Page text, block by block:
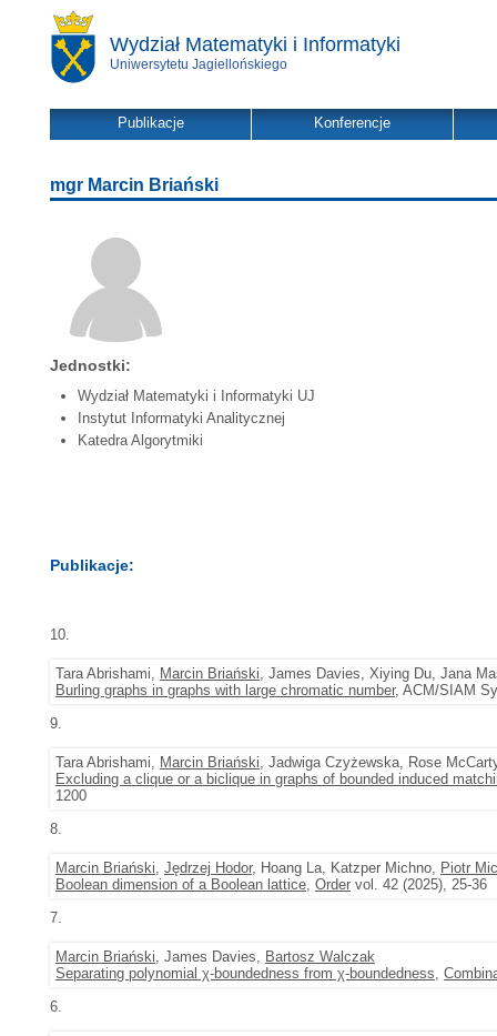
Wydział Matematyki i Informatyki
Uniwersytetu Jagiellońskiego
Publikacje Konferencje
mgr Marcin Briański
Jednostki:
Wydział Matematyki i Informatyki UJ
Instytut Informatyki Analitycznej
Katedra Algorytmiki
Publikacje:
10.
Tara Abrishami, Marcin Briański, James Davies, Xiying Du, Jana
Burling graphs in graphs with large chromatic number, ACM/SIAM
9.
Tara Abrishami, Marcin Briański, Jadwiga Czyżewska, Rose
Excluding a clique or a biclique in graphs of bounded induced
1200
8.
Marcin Briański, Jędrzej Hodor, Hoang La, Katzper Michno, Piotr
Boolean dimension of a Boolean lattice, Order vol. 42 (2025), 25-36
7.
Marcin Briański, James Davies, Bartosz Walczak
Separating polynomial χ-boundedness from χ-boundedness,
6.